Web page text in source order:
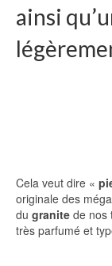
ainsi
Cela veut dire «
originale des
du granite de nos
très parfumé et